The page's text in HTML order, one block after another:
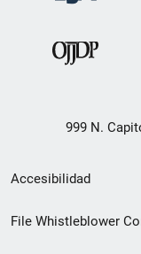
999 N.
Menú
de
Accesibilidad
File Whistleblower